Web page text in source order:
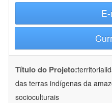
Título do Projeto:
das terras indígenas da
socioculturais